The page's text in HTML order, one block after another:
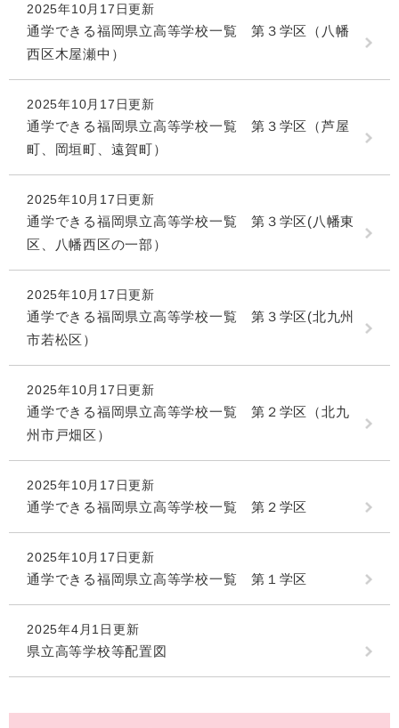
2025年10月17日更新
通学できる福岡県立高等学校一覧 第３学区（八幡
西区木屋瀬中）
2025年10月17日更新
通学できる福岡県立高等学校一覧 第３学区（芦屋
町、岡垣町、遠賀町）
2025年10月17日更新
通学できる福岡県立高等学校一覧 第３学区(八幡東
区、八幡西区の一部）
2025年10月17日更新
通学できる福岡県立高等学校一覧 第３学区(北九州
市若松区）
2025年10月17日更新
通学できる福岡県立高等学校一覧 第２学区（北九
州市戸畑区）
2025年10月17日更新
通学できる福岡県立高等学校一覧 第２学区
2025年10月17日更新
通学できる福岡県立高等学校一覧 第１学区
2025年4月1日更新
県立高等学校等配置図